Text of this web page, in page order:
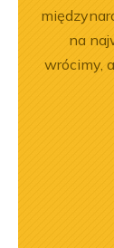
na
wrócimy,